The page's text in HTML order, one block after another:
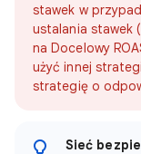
stawek w
ustalania stawek
na Docelowy
użyć innej
strategię o
Sieć